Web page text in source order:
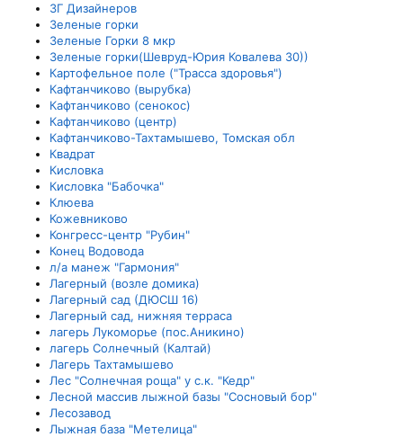
ЗГ Дизайнеров
Зеленые горки
Зеленые Горки 8 мкр
Зеленые горки(Шевруд-Юрия Ковалева 30))
Картофельное поле ("Трасса здоровья")
Кафтанчиково (вырубка)
Кафтанчиково (сенокос)
Кафтанчиково (центр)
Кафтанчиково-Тахтамышево, Томская обл
Квадрат
Кисловка
Кисловка "Бабочка"
Клюева
Кожевниково
Конгресс-центр "Рубин"
Конец Водовода
л/а манеж "Гармония"
Лагерный (возле домика)
Лагерный сад (ДЮСШ 16)
Лагерный сад, нижняя терраса
лагерь Лукоморье (пос.Аникино)
лагерь Солнечный (Калтай)
Лагерь Тахтамышево
Лес "Солнечная роща" у с.к. "Кедр"
Лесной массив лыжной базы "Сосновый бор"
Лесозавод
Лыжная база "Метелица"